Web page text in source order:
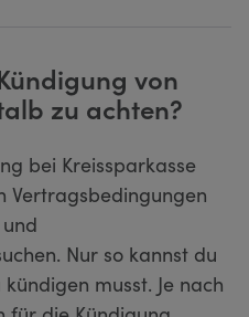
von
zu achten?
bei Kreissparkasse
Vertragsbedingungen
Nur so kannst du
musst. Je nach